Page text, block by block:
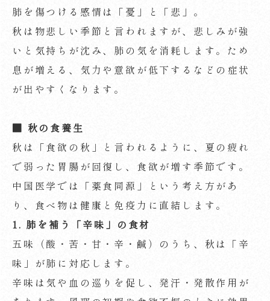
肺を傷つける感情は「憂」と「悲」。
秋は物悲しい季節と言われますが、悲しみが強
いと気持ちが沈み、肺の気を消耗します。ため
息が増える、気力や意欲が低下するなどの症状
が出やすくなります。
■ 秋の食養生
秋は「食欲の秋」と言われるように、夏の疲れ
で弱った胃腸が回復し、食欲が増す季節です。
中国医学では「薬食同源」という考え方があ
り、食べ物は健康と免疫力に直結します。
1. 肺を補う「辛味」の食材
五味（酸・苦・甘・辛・鹹）のうち、秋は「辛
味」が肺に対応します。
辛味は気や血の巡りを促し、発汗・発散作用が